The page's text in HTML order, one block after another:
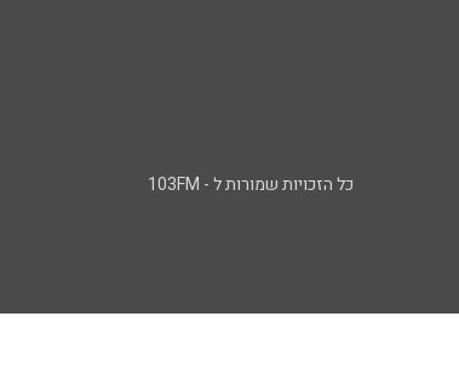
כל הזכויות שמורות ל - 103FM